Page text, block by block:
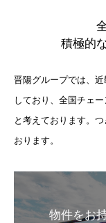
積極的
晋陽グループでは、
しており、全国チェ
と考えております。
おります。
物件をお